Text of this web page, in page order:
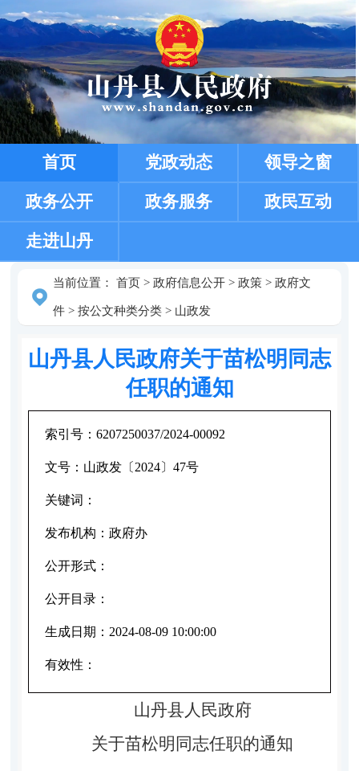
首页 党政动态 领导之窗
政务公开 政务服务 政民互动
走进山丹
当前位置： 首页> 政府信息公开> 政策> 政府文
件> 按公文种类分类> 山政发
山丹县人民政府关于苗松明同志
任职的通知
索引号： 6207250037/2024-00092
文号： 山政发〔2024〕47号
关键词：
发布机构： 政府办
公开形式：
公开目录：
生成日期： 2024-08-09 10:00:00
有效性：
山丹县人民政府
关于苗松明同志任职的通知